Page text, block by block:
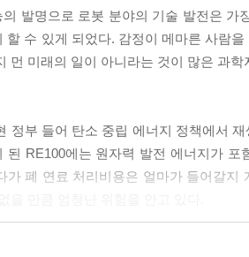
의 발명으로 로봇 분야의 기술 발전은
할 수 있게 되었다. 감정이 메마른 사람
먼 미래의 일이 아니라는 것이 많은 과학
정부 들어 탄소 중립 에너지 정책에서
된 RE100에는 원자력 발전 에너지가
가 폐 연료 처리비용은 얼마가 들어갈